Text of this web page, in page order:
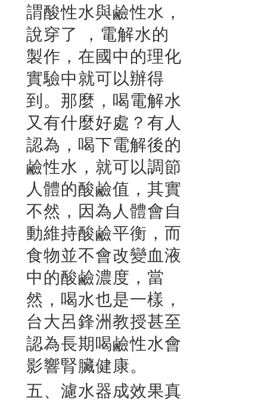
謂酸性水與鹼性水，
說穿了 ，電解水的
製作，在國中的理化
實驗中就可以辦得
到。那麼，喝電解水
又有什麼好處？有人
認為，喝下電解後的
鹼性水，就可以調節
人體的酸鹼值，其實
不然，因為人體會自
動維持酸鹼平衡，而
食物並不會改變血液
中的酸鹼濃度，當
然，喝水也是一樣，
台大呂鋒洲教授甚至
認為長期喝鹼性水會
影響腎臟健康。
五、濾水器成效果真